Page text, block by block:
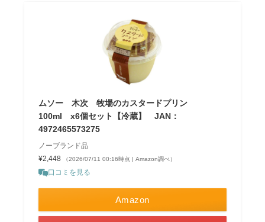
ムソー 木次 牧場のカスタードプリン
100ml x6個セット【冷蔵】 JAN：
4972465573275
ノーブランド品
¥2,448
（2026/07/11 00:16時点 | Amazon調べ）
口コミを見る
Amazon